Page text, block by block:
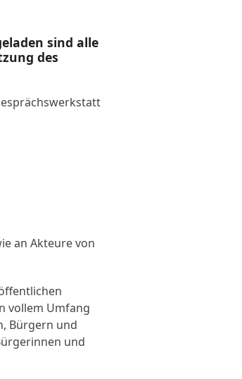
sind alle
des
an Akteure von
vollem Umfang
Bürgern und
und